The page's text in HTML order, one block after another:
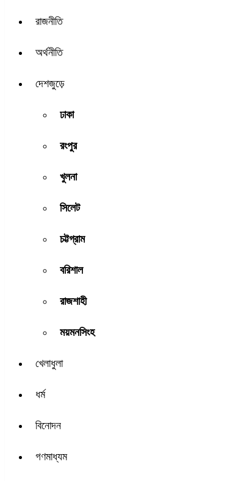
রাজনীতি
অর্থনীতি
দেশজুড়ে
ঢাকা
রংপুর
খুলনা
সিলেট
চট্টগ্রাম
বরিশাল
রাজশাহী
ময়মনসিংহ
খেলাধুলা
ধর্ম
বিনোদন
গণমাধ্যম